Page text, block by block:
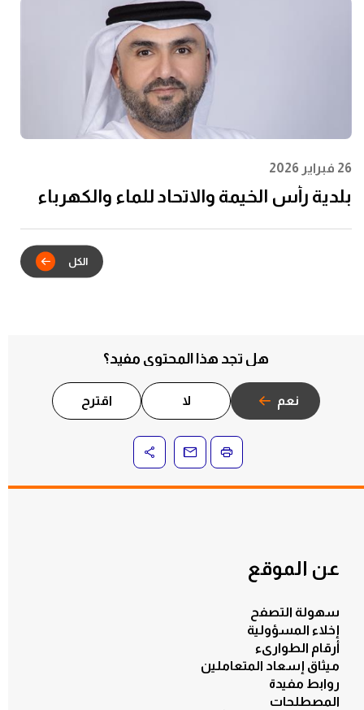
26 فبراير 2026
بلدية رأس الخيمة والاتحاد للماء والكهرباء
هل تجد هذا المحتوى مفيد؟
نعم لا اقترح
عن الموقع
سهولة التصفح
إخلاء المسؤولية
أرقام الطوارىء
ميثاق إسعاد المتعاملين
روابط مفيدة
المصطلحات